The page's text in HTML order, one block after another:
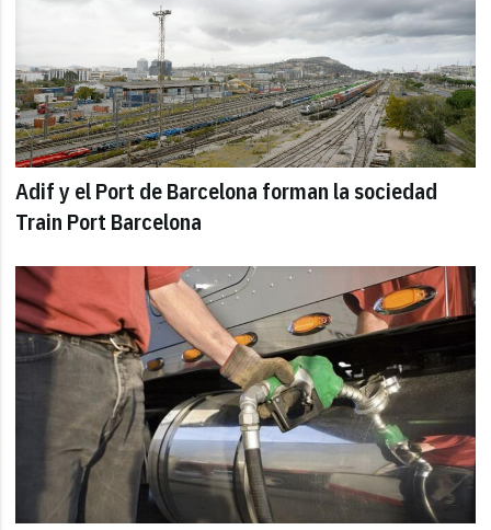
Adif y el Port de Barcelona forman la sociedad
Train Port Barcelona